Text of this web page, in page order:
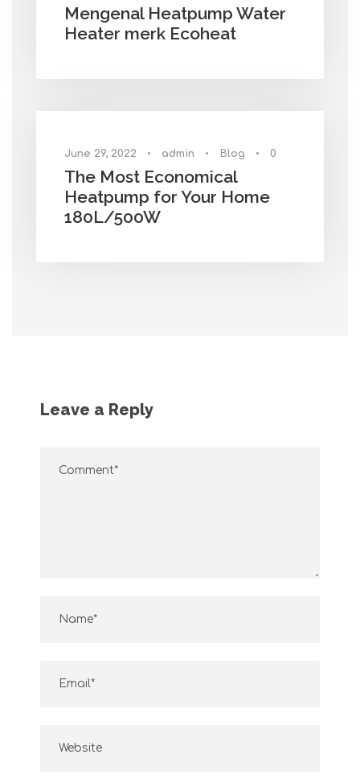
Mengenal Heatpump Water
Heater merk Ecoheat
June 29, 2022 • admin • Blog • 0
The Most Economical
Heatpump for Your Home
180L/500W
Leave a Reply